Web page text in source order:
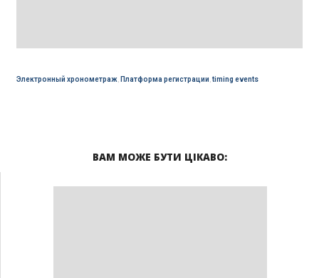
Электронный хронометраж, Платформа регистрации timing events
ВАМ МОЖЕ БУТИ ЦІКАВО: